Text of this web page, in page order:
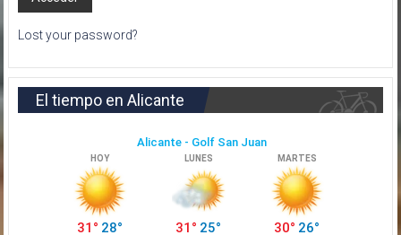
Lost your password?
El tiempo en Alicante